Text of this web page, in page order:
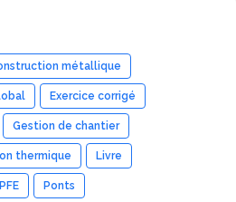
métallique
Exercice corrigé
Gestion de chantier
thermique Livre
PFE Ponts